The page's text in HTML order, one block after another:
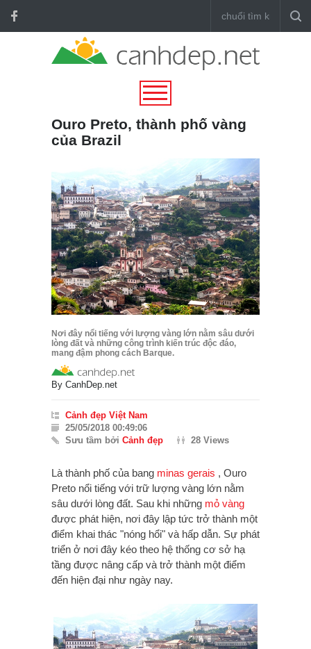
Ouro Preto, thành phố vàng
của Brazil
Nơi đây nổi tiếng với lượng vàng lớn nằm sâu dưới
lòng đất và những công trình kiến trúc độc đáo,
mang đậm phong cách Barque.
By CanhDep.net
Cảnh đẹp Việt Nam
25/05/2018 00:49:06
Sưu tầm bởi Cảnh đẹp 28 Views
Là thành phố của bang minas gerais , Ouro
Preto nổi tiếng với trữ lượng vàng lớn nằm
sâu dưới lòng đất. Sau khi những mỏ vàng
được phát hiện, nơi đây lập tức trở thành một
điểm khai thác "nóng hổi" và hấp dẫn. Sự phát
triển ở nơi đây kéo theo hệ thống cơ sở hạ
tầng được nâng cấp và trở thành một điểm
đến hiện đại như ngày nay.